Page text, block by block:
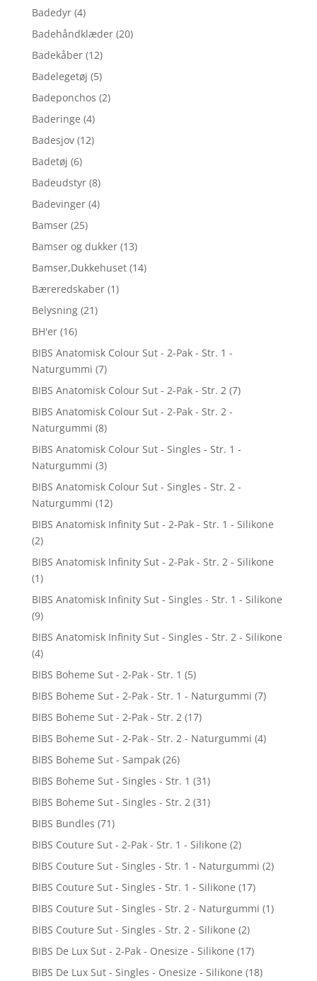
Badedyr (4)
Badehåndklæder (20)
Badekåber (12)
Badelegetøj (5)
Badeponchos (2)
Baderinge (4)
Badesjov (12)
Badetøj (6)
Badeudstyr (8)
Badevinger (4)
Bamser (25)
Bamser og dukker (13)
Bamser,Dukkehuset (14)
Bæreredskaber (1)
Belysning (21)
BH'er (16)
BIBS Anatomisk Colour Sut - 2-Pak - Str. 1 -
Naturgummi (7)
BIBS Anatomisk Colour Sut - 2-Pak - Str. 2 (7)
BIBS Anatomisk Colour Sut - 2-Pak - Str. 2 -
Naturgummi (8)
BIBS Anatomisk Colour Sut - Singles - Str. 1 -
Naturgummi (3)
BIBS Anatomisk Colour Sut - Singles - Str. 2 -
Naturgummi (12)
BIBS Anatomisk Infinity Sut - 2-Pak - Str. 1 - Silikone
(2)
BIBS Anatomisk Infinity Sut - 2-Pak - Str. 2 - Silikone
(1)
BIBS Anatomisk Infinity Sut - Singles - Str. 1 - Silikone
(9)
BIBS Anatomisk Infinity Sut - Singles - Str. 2 - Silikone
(4)
BIBS Boheme Sut - 2-Pak - Str. 1 (5)
BIBS Boheme Sut - 2-Pak - Str. 1 - Naturgummi (7)
BIBS Boheme Sut - 2-Pak - Str. 2 (17)
BIBS Boheme Sut - 2-Pak - Str. 2 - Naturgummi (4)
BIBS Boheme Sut - Sampak (26)
BIBS Boheme Sut - Singles - Str. 1 (31)
BIBS Boheme Sut - Singles - Str. 2 (31)
BIBS Bundles (71)
BIBS Couture Sut - 2-Pak - Str. 1 - Silikone (2)
BIBS Couture Sut - Singles - Str. 1 - Naturgummi (2)
BIBS Couture Sut - Singles - Str. 1 - Silikone (17)
BIBS Couture Sut - Singles - Str. 2 - Naturgummi (1)
BIBS Couture Sut - Singles - Str. 2 - Silikone (2)
BIBS De Lux Sut - 2-Pak - Onesize - Silikone (17)
BIBS De Lux Sut - Singles - Onesize - Silikone (18)